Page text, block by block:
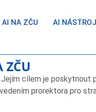
AI NA ZČU AI
ZČU
Jejím cílem je
prorektora pro